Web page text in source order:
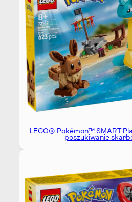
LEGO® Pokémon™ SMART
poszukiwanie